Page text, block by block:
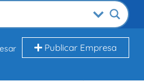
Publicar Empresa